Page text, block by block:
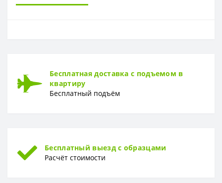
Раппорт
РУЛОН
Бесплатная доставка с подъемом в
квартиру
Бесплатный подъём
Бесплатный выезд с образцами
Расчёт стоимости